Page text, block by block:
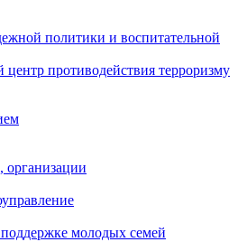
политики и воспитательной
противодействия терроризму
организации
молодых семей